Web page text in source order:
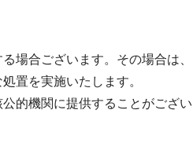
場合ございます。その場合は、
置を実施いたします。
的機関に提供することがござい